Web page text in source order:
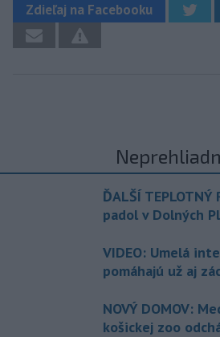
Zdieľaj na Facebooku
ĎALŠÍ TEPLOTNÝ
padol v Dolných
VIDEO: Umelá
pomáhajú už aj
NOVÝ DOMOV:
košickej zoo